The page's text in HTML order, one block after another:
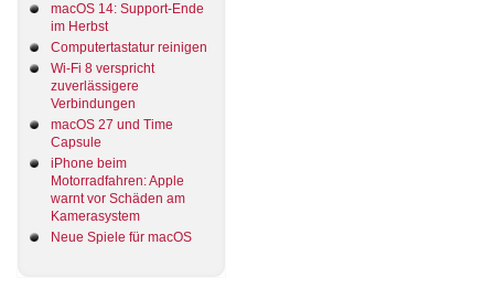
macOS 14: Support-Ende
im Herbst
Computertastatur reinigen
Wi-Fi 8 verspricht
zuverlässigere
Verbindungen
macOS 27 und Time
Capsule
iPhone beim
Motorradfahren: Apple
warnt vor Schäden am
Kamerasystem
Neue Spiele für macOS